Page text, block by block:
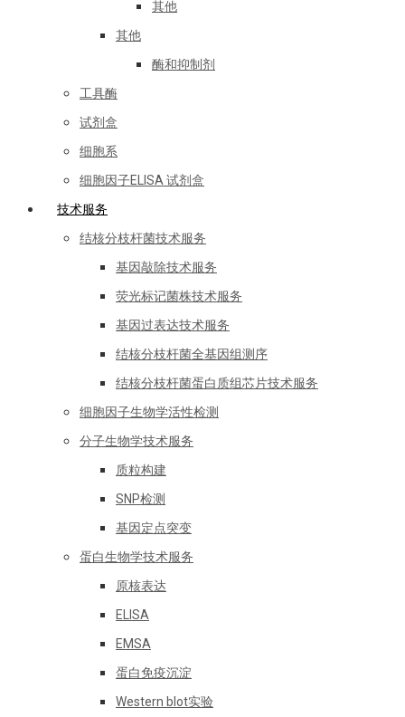
其他
其他
酶和抑制剂
工具酶
试剂盒
细胞系
细胞因子ELISA 试剂盒
技术服务
结核分枝杆菌技术服务
基因敲除技术服务
荧光标记菌株技术服务
基因过表达技术服务
结核分枝杆菌全基因组测序
结核分枝杆菌蛋白质组芯片技术服务
细胞因子生物学活性检测
分子生物学技术服务
质粒构建
SNP检测
基因定点突变
蛋白生物学技术服务
原核表达
ELISA
EMSA
蛋白免疫沉淀
Western blot实验